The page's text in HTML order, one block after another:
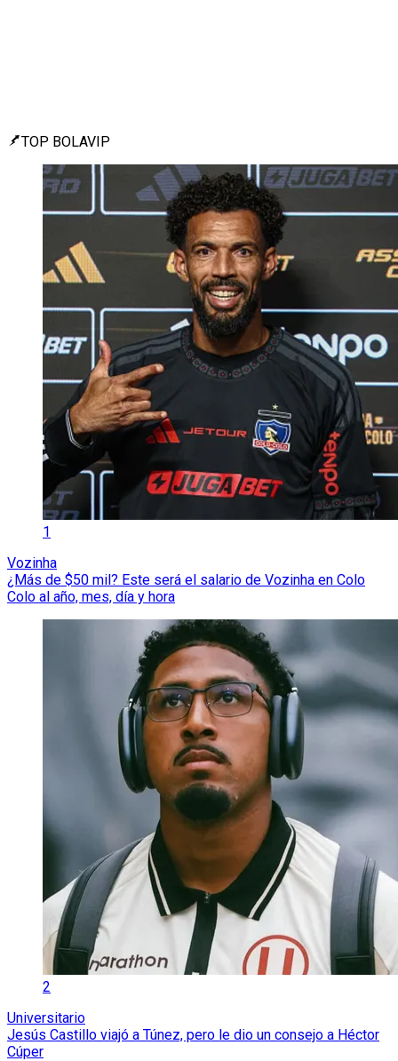
TOP BOLAVIP
1
Vozinha
¿Más de $50 mil? Este será el salario de Vozinha en Colo
Colo al año, mes, día y hora
2
Universitario
Jesús Castillo viajó a Túnez, pero le dio un consejo a Héctor
Cúper